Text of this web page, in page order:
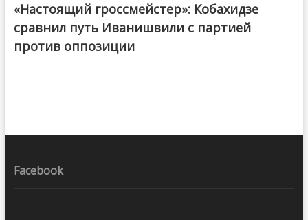
@ქართული ოცნება / Georgian Dream
«Настоящий гроссмейстер»: Кобахидзе
сравнил путь Иванишвили с партией
против оппозиции
Facebook